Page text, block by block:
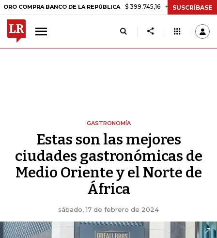
BANCO DE LA REPÚBLICA $ 399.745,16 +$ 2.295,71 +0,58%
SUSCRÍBASE
GASTRONOMÍA
Estas son las mejores
ciudades gastronómicas de
Medio Oriente y el Norte de
África
sábado, 17 de febrero de 2024